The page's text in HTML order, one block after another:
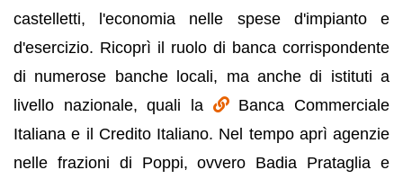
castelletti, l'economia nelle spese d'impianto e
d'esercizio. Ricoprì il ruolo di banca corrispondente
di numerose banche locali, ma anche di istituti a
livello nazionale, quali la
Banca Commerciale
Italiana e il Credito Italiano. Nel tempo aprì agenzie
nelle frazioni di Poppi, ovvero Badia Prataglia e